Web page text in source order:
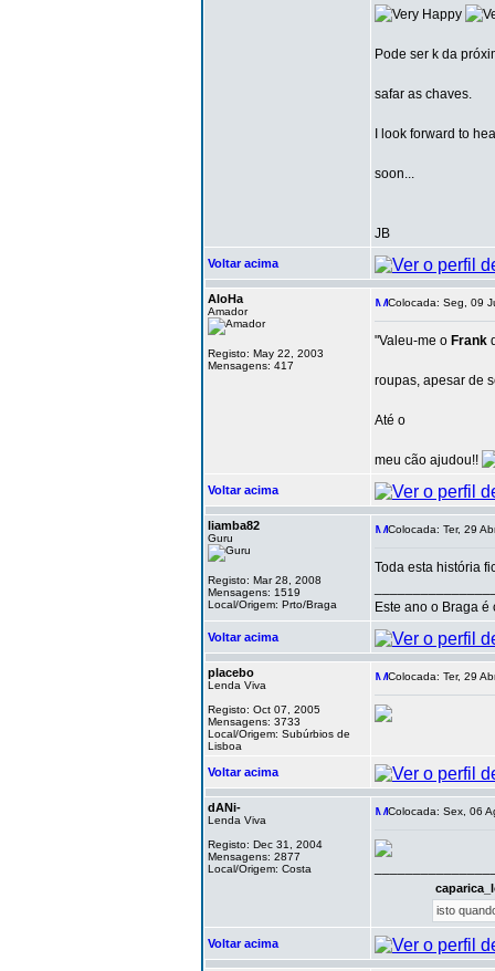
Pode ser k da
safar as chaves.
I look forward to
soon...
JB
Voltar acima
AloHa
Amador
Registo: May 22, 2003
Mensagens: 417
Colocada: Seg, 09
"Valeu-me o Frank
roupas, apesar de
Até o
meu cão ajudou!!
Voltar acima
liamba82
Guru
Registo: Mar 28, 2008
Mensagens: 1519
Local/Origem: Prto/Braga
Colocada: Ter, 29
Toda esta história
Este ano o Braga é
Voltar acima
placebo
Lenda Viva
Registo: Oct 07, 2005
Mensagens: 3733
Local/Origem: Subúrbios de
Lisboa
Colocada: Ter, 29
Voltar acima
dANi-
Lenda Viva
Registo: Dec 31, 2004
Mensagens: 2877
Local/Origem: Costa
Colocada: Sex, 06
isto
Voltar acima